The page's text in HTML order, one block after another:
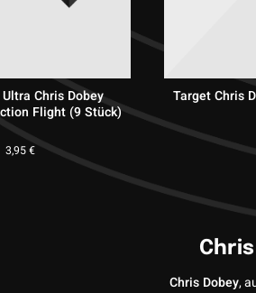
Chris Dobey
Flight (9 Stück)
3,95€
Target Chris
Chris Dobey,